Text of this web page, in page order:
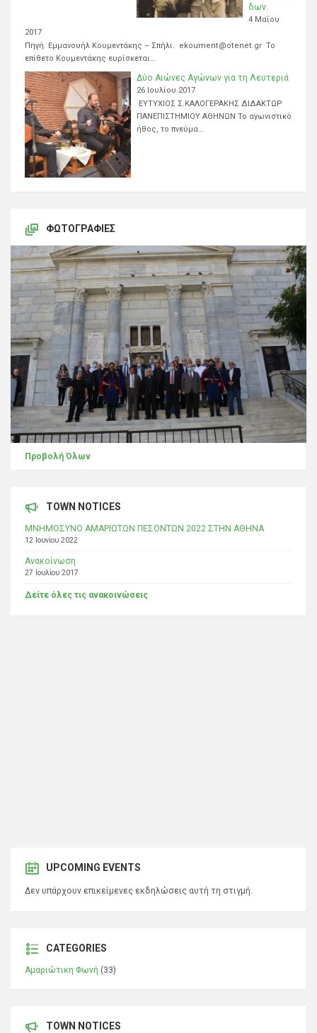
δων.
4 Μαΐου
2017
Πηγή Εμμανουήλ Κουμεντάκης – Σπήλι. ekoument@otenet.gr Το
επίθετο Κουμεντάκης ευρίσκεται…
Δύο Αιώνες Αγώνων για τη Λευτεριά
26 Ιουλίου 2017
ΕΥΤΥΧΙΟΣ Σ.ΚΑΛΟΓΕΡΑΚΗΣ ΔΙΔΑΚΤΩΡ
ΠΑΝΕΠΙΣΤΗΜΙΟΥ ΑΘΗΝΩΝ Το αγωνιστικό
ήθος, το πνεύμα…
ΦΩΤΟΓΡΑΦΊΕΣ
Προβολή Όλων
TOWN NOTICES
ΜΝΗΜΟΣΥΝΟ ΑΜΑΡΙΩΤΩΝ ΠΕΣΟΝΤΩΝ 2022 ΣΤΗΝ ΑΘΗΝΑ
12 Ιουνίου 2022
Ανακοίνωση
27 Ιουλίου 2017
Δείτε όλες τις ανακοινώσεις
UPCOMING EVENTS
Δεν υπάρχουν επικείμενες εκδηλώσεις αυτή τη στιγμή.
CATEGORIES
Αμαριώτικη Φωνή (33)
TOWN NOTICES